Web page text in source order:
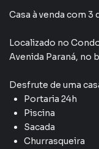
Casa à venda com
Localizado no
Avenida Paraná, no
Desfrute de uma
Portaria 24h
Piscina
Sacada
Churrasqueira